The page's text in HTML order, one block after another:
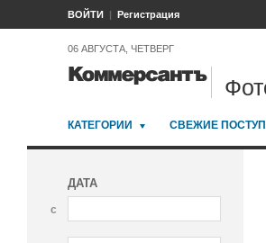
ВОЙТИ Регистрация
06 АВГУСТА, ЧЕТВЕРГ
КАТЕГОРИИ СВЕЖИЕ
ДАТА
с